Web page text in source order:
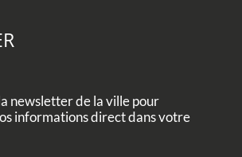
newsletter de la ville pour
informations direct dans votre